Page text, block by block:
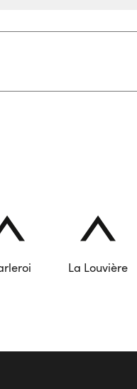
La Louvière